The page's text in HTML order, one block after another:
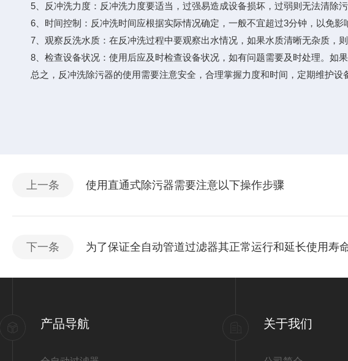
5、反冲洗力度：反冲洗力度要适当，过强易造成设备损坏，过弱则无法清除污
6、时间控制：反冲洗时间应根据实际情况确定，一般不宜超过3分钟，以免影
7、观察反洗水质：在反冲洗过程中要观察出水情况，如果水质清晰无杂质，则
8、检查设备状况：使用后应及时检查设备状况，如有问题需要及时处理。如果
总之，反冲洗除污器的使用需要注意安全，合理掌握力度和时间，定期维护设
上一条 使用直通式除污器需要注意以下操作步骤
下一条 为了保证全自动管道过滤器其正常运行和延长使用寿
产品导航 关于我们